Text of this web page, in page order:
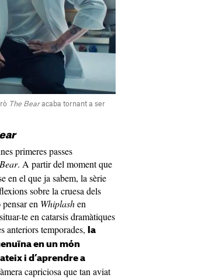
The Bearacaba tornant a ser
primeres passes
. A partir del moment que
en el que ja sabem, la sèrie
sobre la cruesa dels
en Whiplashen
te en catarsis dramàtiques
anteriors temporades,
la
en un món
i d’aprendre a
capriciosa que tan aviat